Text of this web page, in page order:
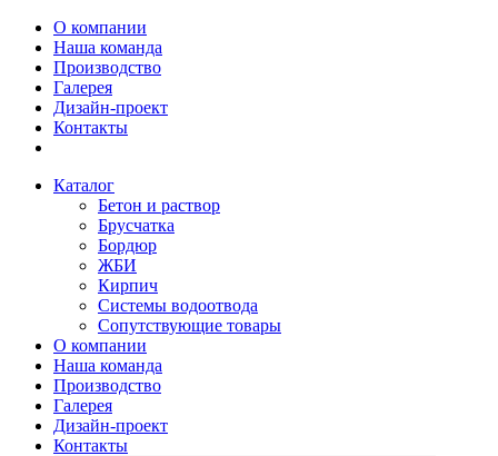
О компании
Наша команда
Производство
Галерея
Дизайн-проект
Контакты
Каталог
Бетон и раствор
Брусчатка
Бордюр
ЖБИ
Кирпич
Системы водоотвода
Сопутствующие товары
О компании
Наша команда
Производство
Галерея
Дизайн-проект
Контакты